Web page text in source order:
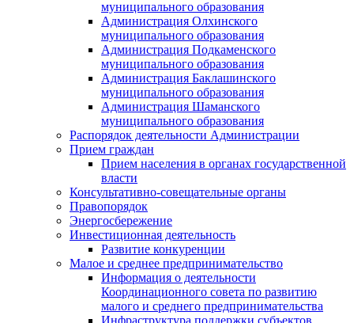
муниципального образования
Администрация Олхинского
муниципального образования
Администрация Подкаменского
муниципального образования
Администрация Баклашинского
муниципального образования
Администрация Шаманского
муниципального образования
Распорядок деятельности Администрации
Прием граждан
Прием населения в органах государственной
власти
Консультативно-совещательные органы
Правопорядок
Энергосбережение
Инвестиционная деятельность
Развитие конкуренции
Малое и среднее предпринимательство
Информация о деятельности
Координационного совета по развитию
малого и среднего предпринимательства
Инфраструктура поддержки субъектов